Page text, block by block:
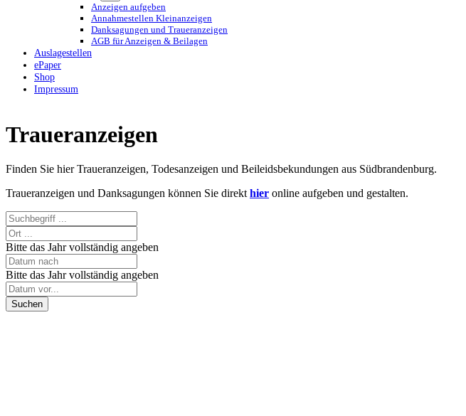
Anzeigen aufgeben
Annahmestellen Kleinanzeigen
Danksagungen und Traueranzeigen
AGB für Anzeigen & Beilagen
Auslagestellen
ePaper
Shop
Impressum
Traueranzeigen
Finden Sie hier Traueranzeigen, Todesanzeigen und Beileidsbekundungen aus Südbrandenburg.
Traueranzeigen und Danksagungen können Sie direkt hier online aufgeben und gestalten.
Bitte das Jahr vollständig angeben
Bitte das Jahr vollständig angeben
Suchen